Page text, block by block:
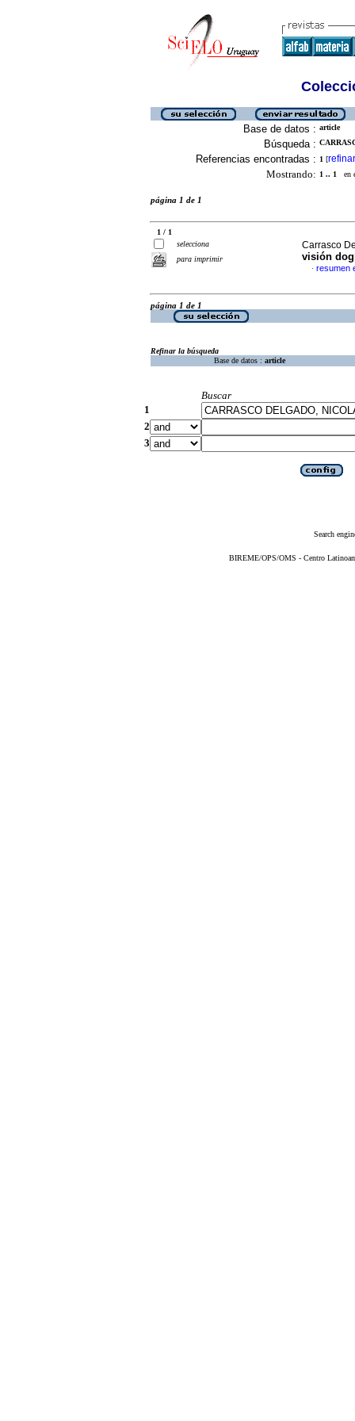
Base de datos : article
Búsqueda :
Referencias encontradas : 1 [refinar
Mostrando: 1 .. 1 en
página 1 de 1
1 / 1
selecciona
para imprimir
Carrasco
visión
· resumen
página 1 de 1
Refinar la búsqueda
Base de datos : article
Buscar
1
2
3
Search
BIREME/OPS/OMS - Centro